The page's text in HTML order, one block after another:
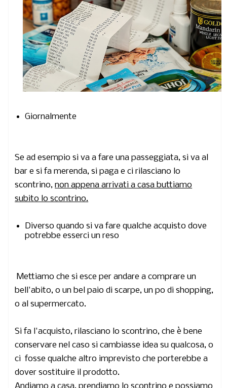
Giornalmente
Se ad esempio si va a fare una passeggiata, si va al
bare si fa merenda, si paga e ci rilasciano lo
scontrino,non appena arrivati a casa buttiamo
subito lo scontrino.
Diverso quandosi va fare qualche acquisto dove
potrebbe esserci un reso
Mettiamo che si esce per andare a comprare un
bell'abito, o un bel paio di scarpe, un po di shopping,
o al supermercato.
Si fa l'acquisto, rilasciano lo scontrino, che è bene
conservare nel caso si cambiasse idea su qualcosa, o
ci fosse qualche altro imprevisto che porterebbe a
dover sostituire il prodotto.